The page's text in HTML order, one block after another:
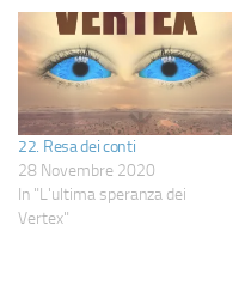
22. Resa dei conti
28 Novembre 2020
In "L'ultima speranza dei
Vertex"